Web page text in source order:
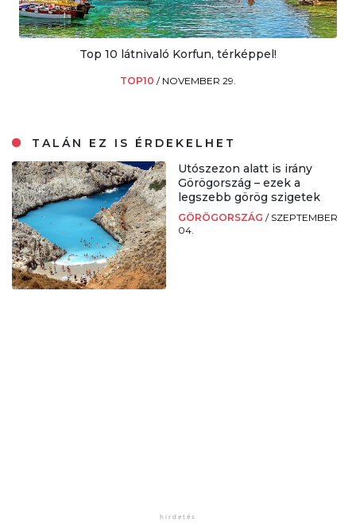
Top 10 látnivaló Korfun, térképpel!
TOP10 / NOVEMBER 29.
TALÁN EZ IS ÉRDEKELHET
Utószezon alatt is irány
Görögország – ezek a
legszebb görög szigetek
GÖRÖGORSZÁG / SZEPTEMBER
04.